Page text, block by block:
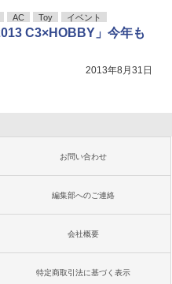
AC Toy イベント
C3×HOBBY」今年も
2013年8月31日
お問い合わせ
編集部へのご連絡
会社概要
特定商取引法に基づく表示